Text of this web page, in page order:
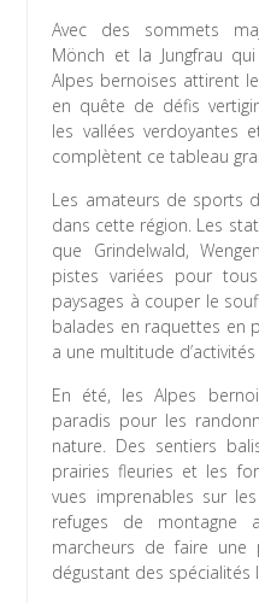
Avec des sommets
Mönch et la Jungfrau
Alpes bernoises attirent
en quête de défis
les vallées verdoyantes
complètent ce tableau
Les amateurs de sports
dans cette région. Les
que Grindelwald,
pistes variées pour
paysages à couper le
balades en raquettes en
a une multitude
En été, les Alpes
paradis pour les
nature. Des sentiers
prairies fleuries et les
vues imprenables sur
refuges de montagne
marcheurs de faire
dégustant des spécialités